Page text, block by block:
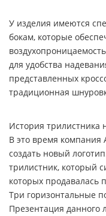
У изделия имеются
бокам, которые
для удобства
представленных
традиционная
История трилистника
В это время компания
создать новый
трилистник, который
которых продавалась
Три горизонтальные
Презентация данного